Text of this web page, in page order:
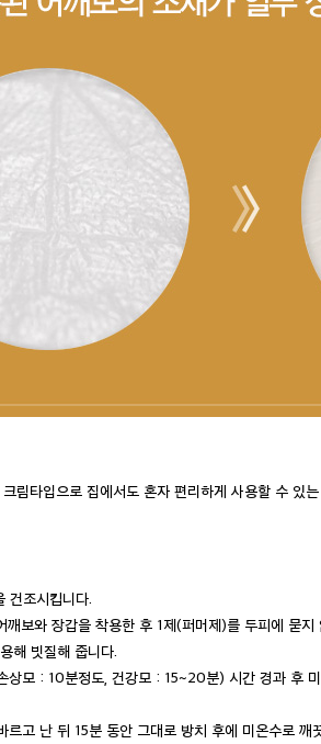
림타입으로 집에서도 혼자 편리하게 사용할 수 있
건조시킵니다.
깨보와 장갑을 착용한 후 1제(퍼머제)를 두피에 묻
해 빗질해 줍니다.
상모 : 10분정도, 건강모 : 15~20분) 시간 경과 후
고 난 뒤 15분 동안 그대로 방치 후에 미온수로 깨